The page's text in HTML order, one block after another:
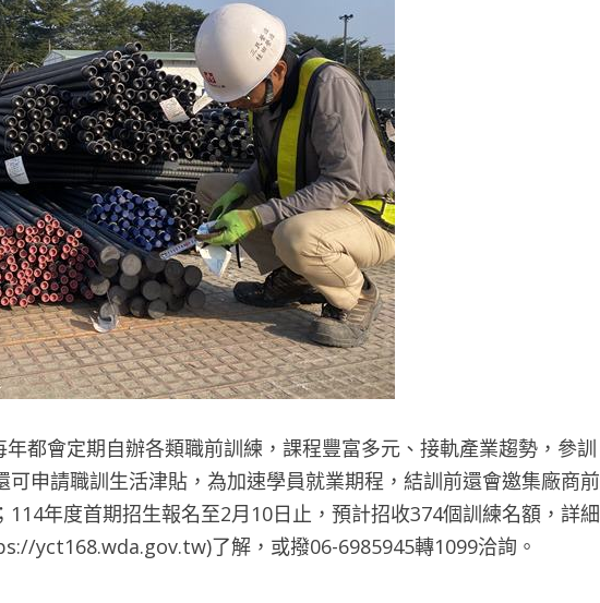
都會定期自辦各類職前訓練，課程豐富多元、接軌產業趨勢，參訓
申請職訓生活津貼，為加速學員就業期程，結訓前還會邀集廠商前
年度首期招生報名至2月10日止，預計招收374個訓練名額，詳細
yct168.wda.gov.tw)了解，或撥06-6985945轉1099洽詢。